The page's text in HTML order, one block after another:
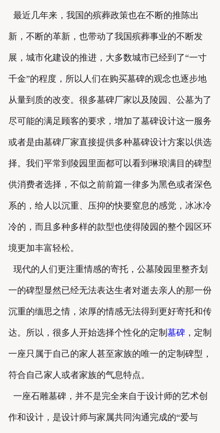
最近几年来，我国的殡葬政策也在不断的推陈出
新，不断的革新，也带动了我国殡葬事业的不断发
展，城市化建设的推进，大多数城市已经到了“一寸
千金”的程度，所以人们在购买墓碑的观念也逐步地
从量到质的改变。很多墓碑厂家以及陵园、公墓为了
尽可能的满足顾客的要求，增加了墓碑设计这一服务
或者是由墓碑厂家直接提供多种墓碑设计方案以供选
择。我们平常到陵园里面都可以看到琳琅满目的碑型
供消费者选择，不似之前前篇一律多为黑色或者深色
系的，给人以沉重、压抑的快要窒息的感觉，冰冰冷
冷的，而且多种多样的款型也使得陵园的整个园区环
境更加丰富轻松。
现代的人们更注重情感的寄托，公墓陵园里整齐划
一的碑型显然已经无法表达生者对逝去亲人的那一份
沉重的缅思之情，浓厚的情感无法得到更好寄托和传
达。所以，很多人开始选择个性化的定制 墓碑，定制
一座只属于自己的家人甚至家族的唯一的定制碑型，
符合自己家人或者家族的气息特点。
一座石雕墓碑，并不是完全来自于设计师的艺术创
作和设计，是设计师与家属共同沟通完成的“爱与